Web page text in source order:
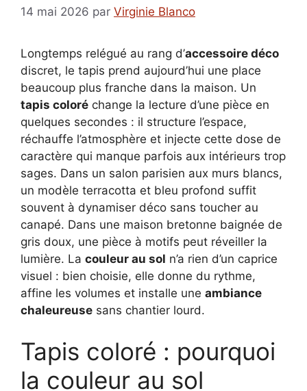
14 mai 2026 par Virginie Blanco
Longtemps relégué au rang d’accessoire déco
discret, le tapis prend aujourd’hui une place
beaucoup plus franche dans la maison. Un
tapis coloré change la lecture d’une pièce en
quelques secondes : il structure l’espace,
réchauffe l’atmosphère et injecte cette dose de
caractère qui manque parfois aux intérieurs trop
sages. Dans un salon parisien aux murs blancs,
un modèle terracotta et bleu profond suffit
souvent à dynamiser déco sans toucher au
canapé. Dans une maison bretonne baignée de
gris doux, une pièce à motifs peut réveiller la
lumière. La couleur au sol n’a rien d’un caprice
visuel : bien choisie, elle donne du rythme,
affine les volumes et installe une ambiance
chaleureuse sans chantier lourd.
Tapis coloré : pourquoi
la couleur au sol